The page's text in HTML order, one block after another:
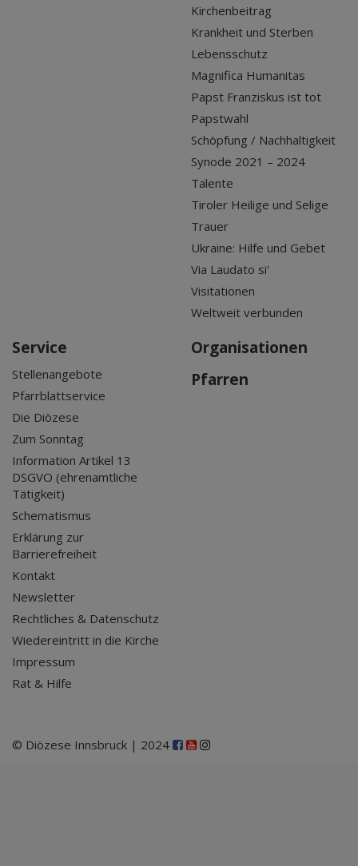
Kirchenbeitrag
Krankheit und Sterben
Lebensschutz
Magnifica Humanitas
Papst Franziskus ist tot
Papstwahl
Schöpfung / Nachhaltigkeit
Synode 2021 – 2024
Talente
Tiroler Heilige und Selige
Trauer
Ukraine: Hilfe und Gebet
Via Laudato si'
Visitationen
Weltweit verbunden
Service
Stellenangebote
Pfarrblattservice
Die Diözese
Zum Sonntag
Information Artikel 13
DSGVO (ehrenamtliche
Tätigkeit)
Schematismus
Erklärung zur
Barrierefreiheit
Kontakt
Newsletter
Rechtliches & Datenschutz
Wiedereintritt in die Kirche
Impressum
Rat & Hilfe
Organisationen
Pfarren
© Diözese Innsbruck | 2024